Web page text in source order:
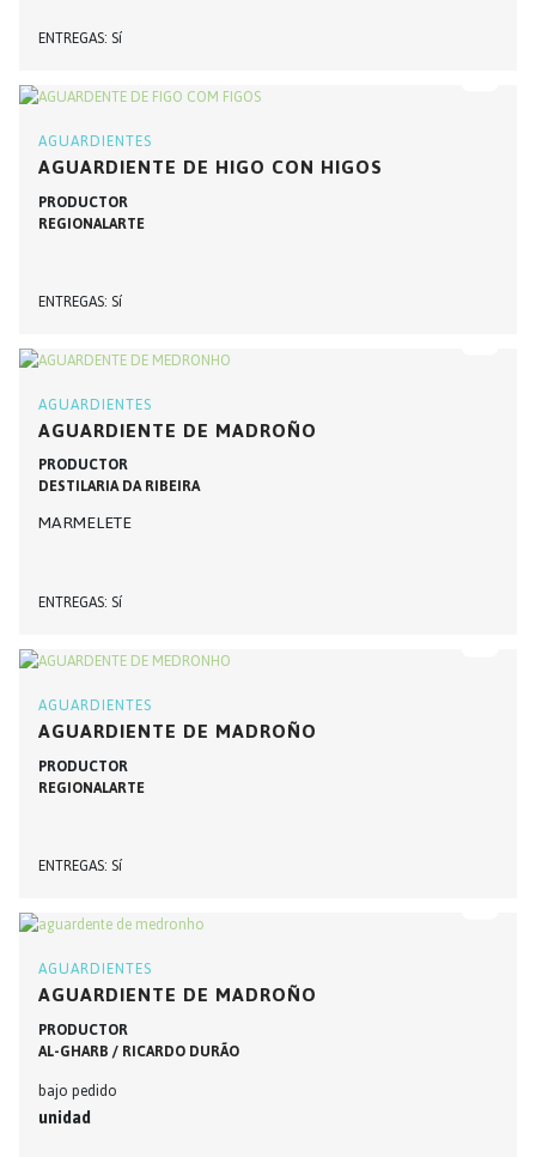
ENTREGAS Sí
AGUARDIENTES
AGUARDIENTE DE HIGO CON HIGOS
PRODUCTOR
REGIONALARTE
ENTREGAS Sí
AGUARDIENTES
AGUARDIENTE DE MADROÑO
PRODUCTOR
DESTILARIA DA RIBEIRA
MARMELETE
ENTREGAS Sí
AGUARDIENTES
AGUARDIENTE DE MADROÑO
PRODUCTOR
REGIONALARTE
ENTREGAS Sí
AGUARDIENTES
AGUARDIENTE DE MADROÑO
PRODUCTOR
AL-GHARB / RICARDO DURÃO
bajo pedido
unidad